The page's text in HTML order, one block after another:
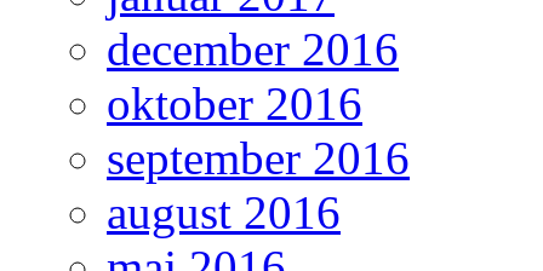
december 2016
oktober 2016
september 2016
august 2016